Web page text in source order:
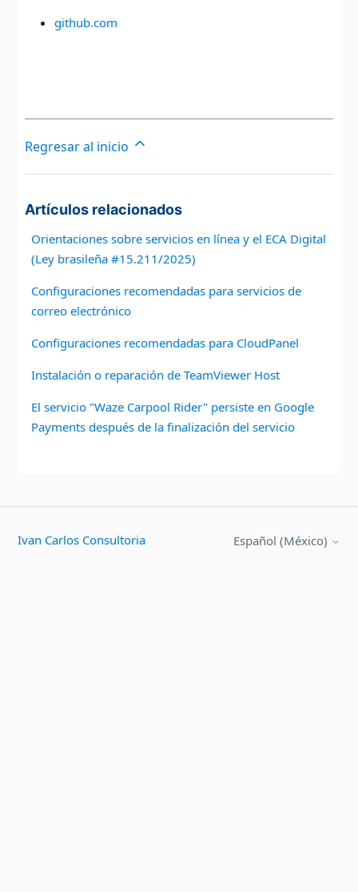
github.com
Regresar al inicio
Artículos relacionados
Orientaciones sobre servicios en línea y el ECA Digital
(Ley brasileña #15.211/2025)
Configuraciones recomendadas para servicios de
correo electrónico
Configuraciones recomendadas para CloudPanel
Instalación o reparación de TeamViewer Host
El servicio "Waze Carpool Rider" persiste en Google
Payments después de la finalización del servicio
Ivan Carlos Consultoria Español (México)